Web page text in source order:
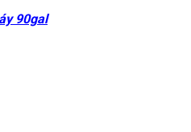
90gal